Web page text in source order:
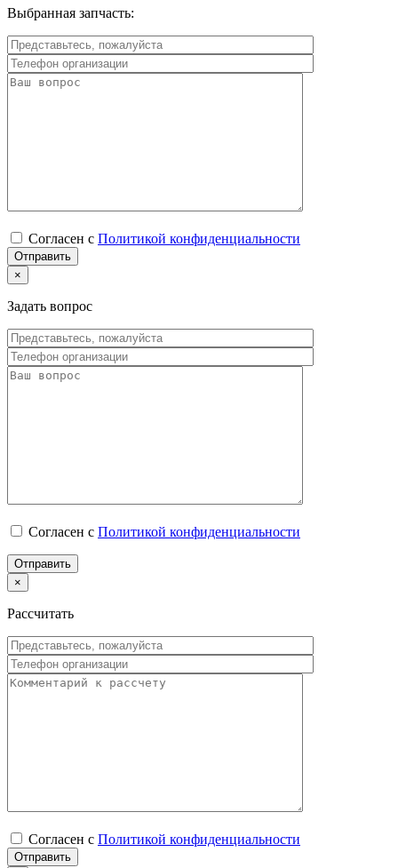
Выбранная запчасть:
Согласен с Политикой конфиденциальности
×
Задать вопрос
Согласен с Политикой конфиденциальности
×
Рассчитать
Согласен с Политикой конфиденциальности